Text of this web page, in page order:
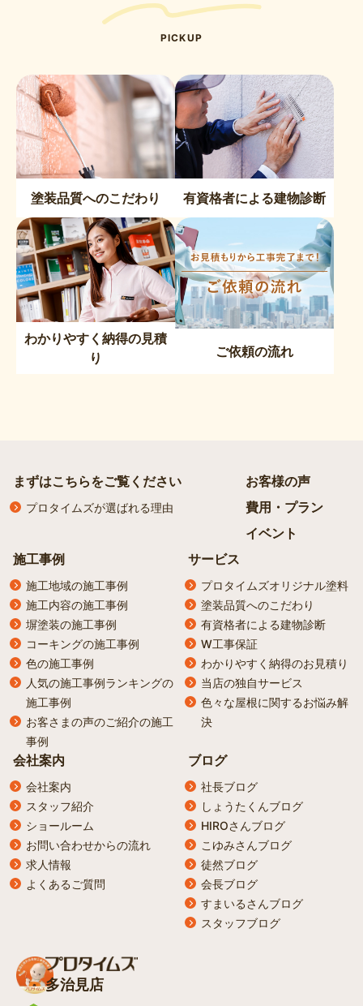
PICKUP
塗装品質へのこだわり 有資格者による建物診断
わかりやすく納得の見積
り
ご依頼の流れ
まずはこちらをご覧ください
プロタイムズが選ばれる理由
お客様の声
費用・プラン
イベント
施工事例
施工地域の施工事例
施工内容の施工事例
塀塗装の施工事例
コーキングの施工事例
色の施工事例
人気の施工事例ランキングの
施工事例
お客さまの声のご紹介の施工
事例
サービス
プロタイムズオリジナル塗料
塗装品質へのこだわり
有資格者による建物診断
W工事保証
わかりやすく納得のお見積り
当店の独自サービス
色々な屋根に関するお悩み解
決
会社案内
会社案内
スタッフ紹介
ショールーム
お問い合わせからの流れ
求人情報
よくあるご質問
ブログ
社長ブログ
しょうたくんブログ
HIROさんブログ
こゆみさんブログ
徒然ブログ
会長ブログ
すまいるさんブログ
スタッフブログ
多治見店